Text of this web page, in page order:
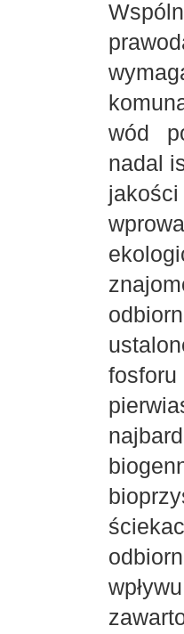
wód
nadal
fosforu